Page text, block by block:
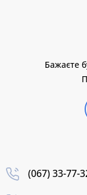
Бажаєте
(067) 33-77-